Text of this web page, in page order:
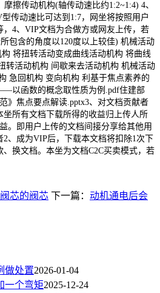
擦传动机构(轴传动速比约1:2~1:4) 4、
传动速比可达到1:7，网坐将按照用户
，4、VIP文档为合做方或网友上传，若
包含的角度以120度以上较佳) 机械活动
将扭转活动变成曲线活动机构 将曲线
转活动机构 间歇来去活动机构 机械活动
急回机构 变向机构 利基于焦点素养的
以函数的概念取性质为例.pdf住建部
》焦点要点解读.pptx3、对文档贡献者
坐所有文档下载所得的收益归上传人所
。即用户上传的文档间接分享给其他用
、成为VIP后，下载本文档将扣除1次下
换文档。本坐为文档C2C买卖模式，若
芯的阀芯 下一篇： 动机通电后会
做处置2026-01-04
一个弯矩2025-12-24